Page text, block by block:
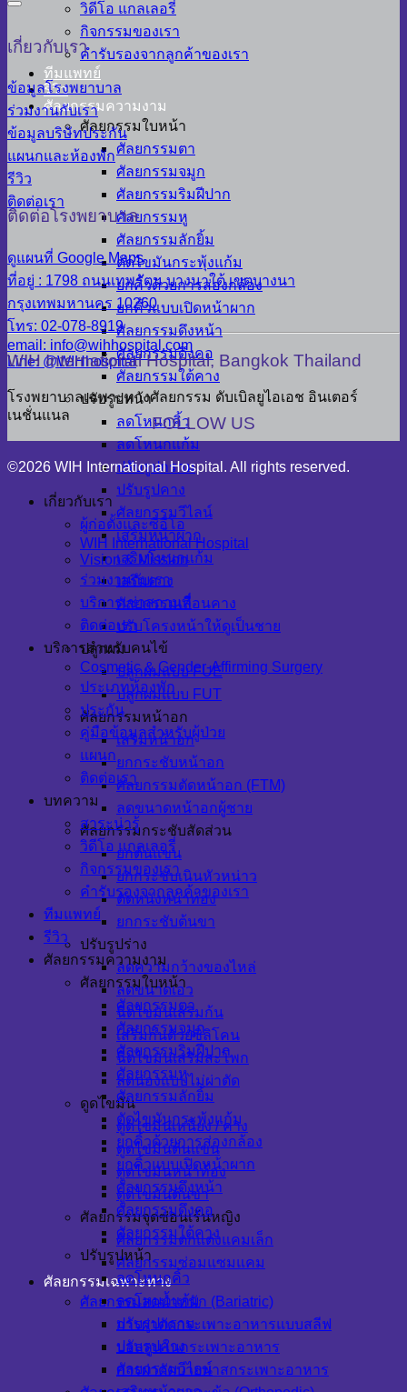
วิดีโอ แกลเลอรี่
กิจกรรมของเรา
คำรับรองจากลูกค้าของเรา
ทีมแพทย์
รีวิว
ศัลยกรรมความงาม
ศัลยกรรมใบหน้า
ศัลยกรรมตา
ศัลยกรรมจมูก
ศัลยกรรมริมฝีปาก
ศัลยกรรมหู
ศัลยกรรมลักยิ้ม
ตัดไขมันกระพุ้งแก้ม
ยกคิ้วด้วยการส่องกล้อง
ยกคิ้วแบบเปิดหน้าผาก
ศัลยกรรมดึงหน้า
ศัลยกรรมดึงคอ
ศัลยกรรมใต้คาง
ปรับรูปหน้า
ลดโหนกคิ้ว
ลดโหนกแก้ม
ปรับรูปกราม
ปรับรูปคาง
ศัลยกรรมวีไลน์
เสริมหน้าผาก
เสริมโหนกแก้ม
เสริมคาง
ศัลยกรรมเลื่อนคาง
ปรับโครงหน้าให้ดูเป็นชาย
ปลูกผม
ปลูกผมแบบ FUE
ปลูกผมแบบ FUT
ศัลยกรรมหน้าอก
เสริมหน้าอก
ยกกระชับหน้าอก
ศัลยกรรมตัดหน้าอก (FTM)
ลดขนาดหน้าอกผู้ชาย
ศัลยกรรมกระชับสัดส่วน
ยกต้นแขน
ยกกระชับเนินหัวหน่าว
ตัดหนังหน้าท้อง
ยกกระชับต้นขา
ปรับรูปร่าง
ลดความกว้างของไหล่
ลดขนาดเอว
ฉีดไขมันเสริมก้น
เสริมก้นด้วยซิลิโคน
ฉีดไขมันเสริมสะโพก
ลดน่องแบบไม่ผ่าตัด
ดูดไขมัน
ดูดไขมันเหนียง / คาง
ดูดไขมันต้นแขน
ดูดไขมันหน้าท้อง
ดูดไขมันต้นขา
ศัลยกรรมจุดซ่อนเร้นหญิง
ศัลยกรรมตกแต่งแคมเล็ก
ศัลยกรรมซ่อมแซมแคม
ศัลยกรรมเฉพาะทาง
ศัลยกรรมลดน้ำหนัก (Bariatric)
การผ่าตัดกระเพาะอาหารแบบสลีฟ
บอลลูนในกระเพาะอาหาร
การผ่าตัดบายพาสกระเพาะอาหาร
เกี่ยวกับเรา
ข้อมูลโรงพยาบาล
ร่วมงานกับเรา
ข้อมูลบริษัทประกัน
แผนกและห้องพัก
รีวิว
ติดต่อเรา
ติดต่อโรงพยาบาล
ดูแผนที่ Google Maps
ที่อยู่ : 1798 ถนนเทพรัตน บางนาใต้ เขตบางนา
กรุงเทพมหานคร 10260
โทร: 02-078-8919
email: info@wihhospital.com
Line: @WIHhospital
WIH International Hospital, Bangkok Thailand
โรงพยาบาลเฉพาะทางศัลยกรรม ดับเบิลยูไอเอช อินเตอร์
เนชั่นแนล
FOLLOW US
©2026 WIH International Hospital. All rights reserved.
เกี่ยวกับเรา
ผู้ก่อตั้งและซีอีโอ
WIH International Hospital
Vision & Mission
ร่วมงานกับเรา
บริการเช่าสถานที่
ติดต่อเรา
บริการสำหรับคนไข้
Cosmetic & Gender-Affirming Surgery
ประเภทห้องพัก
ประกัน
คู่มือข้อมูลสำหรับผู้ป่วย
แผนก
ติดต่อเรา
บทความ
สาระน่ารู้
วิดีโอ แกลเลอรี่
กิจกรรมของเรา
คำรับรองจากลูกค้าของเรา
ทีมแพทย์
รีวิว
ศัลยกรรมความงาม
ศัลยกรรมใบหน้า
ศัลยกรรมตา
ศัลยกรรมจมูก
ศัลยกรรมริมฝีปาก
ศัลยกรรมหู
ศัลยกรรมลักยิ้ม
ตัดไขมันกระพุ้งแก้ม
ยกคิ้วด้วยการส่องกล้อง
ยกคิ้วแบบเปิดหน้าผาก
ศัลยกรรมดึงหน้า
ศัลยกรรมดึงคอ
ศัลยกรรมใต้คาง
ปรับรูปหน้า
ลดโหนกคิ้ว
ลดโหนกแก้ม
ปรับรูปกราม
ปรับรูปคาง
ศัลยกรรมวีไลน์